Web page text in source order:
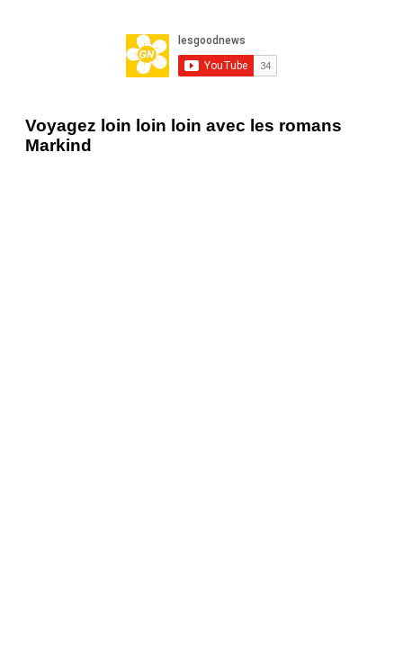
Voyagez loin loin loin avec les romans
Markind